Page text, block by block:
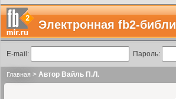
Электронная fb2-
E-mail: Пароль:
Главная > Автор Вайль П.Л.